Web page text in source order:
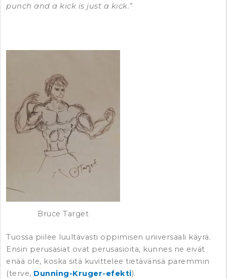
punch and a kick is just a kick.”
Bruce Target
Tuossa piilee luultavasti oppimisen universaali käyrä.
Ensin perusasiat ovat perusasioita, kunnes ne eivät
enää ole, koska sitä kuvittelee tietävänsä paremmin
(terve, Dunning-Kruger-efekti).